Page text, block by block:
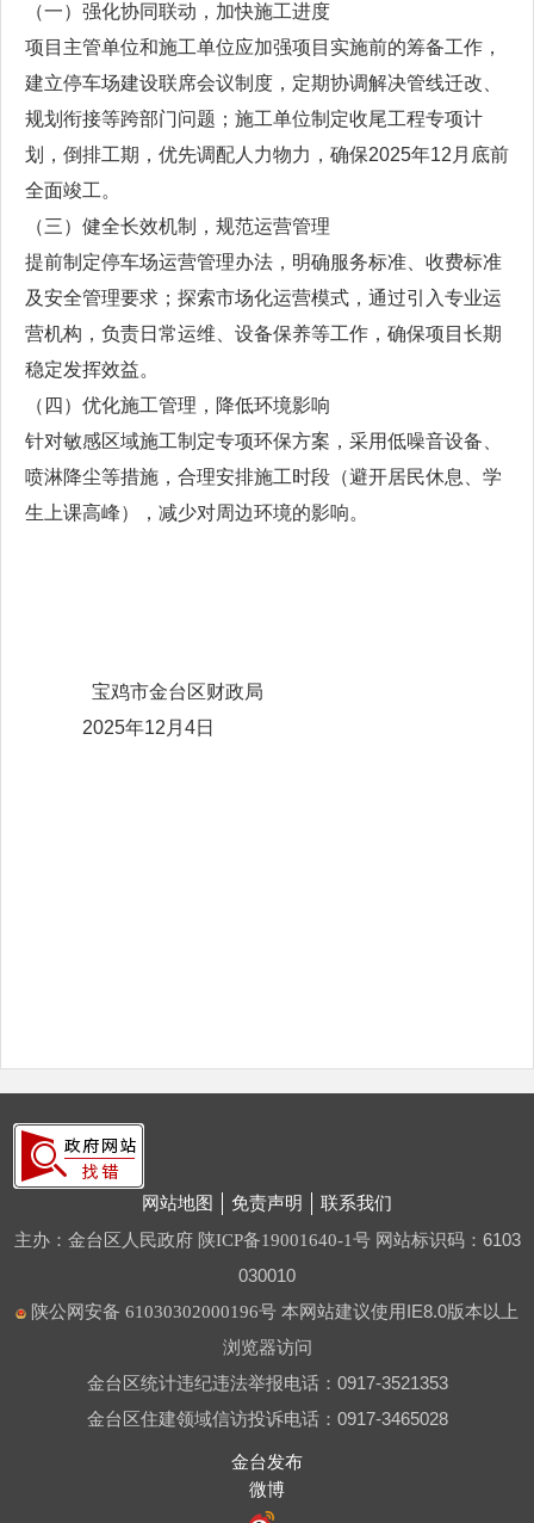
（一）强化协同联动，加快施工进度
项目主管单位和施工单位应加强项目实施前的筹备工作，
建立停车场建设联席会议制度，定期协调解决管线迁改、
规划衔接等跨部门问题；施工单位制定收尾工程专项计
划，倒排工期，优先调配人力物力，确保2025年12月底前
全面竣工。
（三）健全长效机制，规范运营管理
提前制定停车场运营管理办法，明确服务标准、收费标准
及安全管理要求；探索市场化运营模式，通过引入专业运
营机构，负责日常运维、设备保养等工作，确保项目长期
稳定发挥效益。
（四）优化施工管理，降低环境影响
针对敏感区域施工制定专项环保方案，采用低噪音设备、
喷淋降尘等措施，合理安排施工时段（避开居民休息、学
生上课高峰），减少对周边环境的影响。
宝鸡市金台区财政局
2025年12月4日
网站地图 免责声明 联系我们
主办：金台区人民政府 陕ICP备19001640-1号 网站标识码：6103
030010
陕公网安备 61030302000196号 本网站建议使用IE8.0版本以上
浏览器访问
金台区统计违纪违法举报电话：0917-3521353
金台区住建领域信访投诉电话：0917-3465028
金台发布
微博